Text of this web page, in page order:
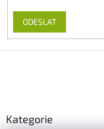
ODESLAT
Kategorie